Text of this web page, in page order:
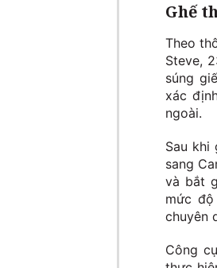
Ghế
Theo
Steve,
súng
xác
ngoài.
Sau
sang
và bắt
mức
chuyên
Công